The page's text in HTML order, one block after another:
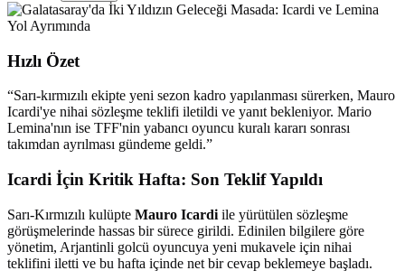
Hızlı Özet
“Sarı-kırmızılı ekipte yeni sezon kadro yapılanması sürerken, Mauro
Icardi'ye nihai sözleşme teklifi iletildi ve yanıt bekleniyor. Mario
Lemina'nın ise TFF'nin yabancı oyuncu kuralı kararı sonrası
takımdan ayrılması gündeme geldi.”
Icardi İçin Kritik Hafta: Son Teklif Yapıldı
Sarı-Kırmızılı kulüpte Mauro Icardi ile yürütülen sözleşme
görüşmelerinde hassas bir sürece girildi. Edinilen bilgilere göre
yönetim, Arjantinli golcü oyuncuya yeni mukavele için nihai
teklifini iletti ve bu hafta içinde net bir cevap beklemeye başladı.